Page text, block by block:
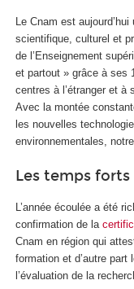
Le Cnam est
scientifique, culturel et
de l’Enseignement
et partout » grâce à ses
centres à l’étranger et à
Avec la montée
les nouvelles
environnementales,
Les temps
L’année écoulée a été
confirmation de la
Cnam en région qui
formation et d’autre
l’évaluation de la